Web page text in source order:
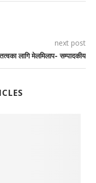
next post
लागि मेलमिलाप- सम्पादकीय